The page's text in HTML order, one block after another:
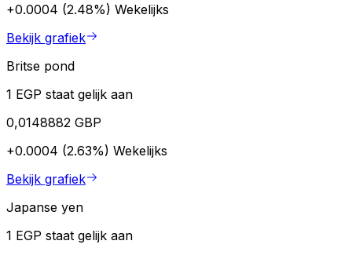
+0.0004 (2.48%) Wekelijks
Bekijk grafiek
Britse pond
1 EGP staat gelijk aan
0,0148882 GBP
+0.0004 (2.63%) Wekelijks
Bekijk grafiek
Japanse yen
1 EGP staat gelijk aan